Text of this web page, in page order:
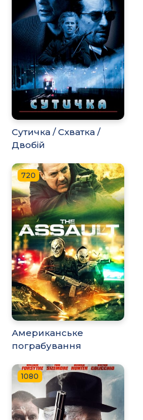
Сутичка / Схватка /
Двобій
720
Американське
пограбування
1080